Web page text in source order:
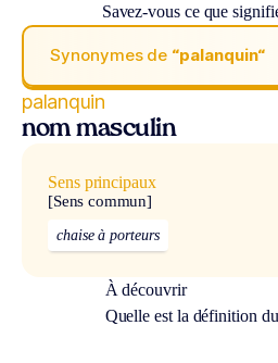
Savez-vous ce que
Synonymes de “palanquin“
palanquin
nom masculin
Sens principaux
[Sens commun]
chaise à porteurs
À découvrir
Quelle est la définition